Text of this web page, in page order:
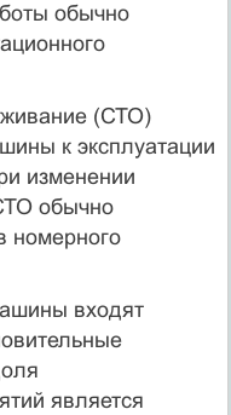
обычно
(СТО)
к эксплуатации
изменении
обычно
номерного
входят
является